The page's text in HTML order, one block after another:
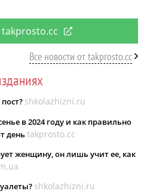
takprosto.cc
Все новости от takprosto.cc
shkolazhizni.ru
в 2024 году и как правильно
деньtakprosto.cc
женщину, он лишь учит ее, как
shkolazhizni.ru